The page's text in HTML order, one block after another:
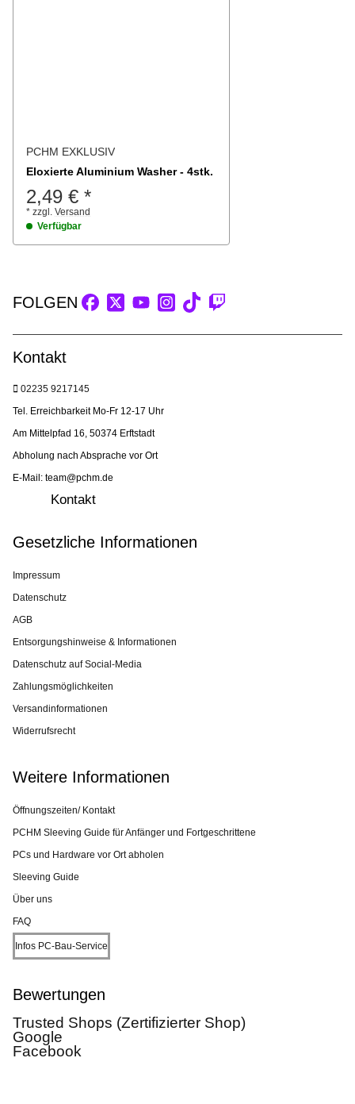
PCHM EXKLUSIV
Eloxierte Aluminium Washer - 4stk.
2,49 € *
* zzgl. Versand
Verfügbar
FOLGEN
Kontakt
02235 9217145
Tel. Erreichbarkeit Mo-Fr 12-17 Uhr
Am Mittelpfad 16, 50374 Erftstadt
Abholung nach Absprache vor Ort
E-Mail: team@pchm.de
Kontakt
Gesetzliche Informationen
Impressum
Datenschutz
AGB
Entsorgungshinweise & Informationen
Datenschutz auf Social-Media
Zahlungsmöglichkeiten
Versandinformationen
Widerrufsrecht
Weitere Informationen
Öffnungszeiten/ Kontakt
PCHM Sleeving Guide für Anfänger und Fortgeschrittene
PCs und Hardware vor Ort abholen
Sleeving Guide
Über uns
FAQ
Infos PC-Bau-Service
Bewertungen
Trusted Shops (Zertifizierter Shop)
Google
Facebook